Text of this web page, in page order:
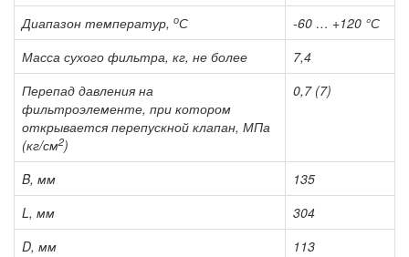
Диапазон температур, оС
-60 … +120 °С
Масса сухого фильтра, кг, не более
7,4
Перепад давления на
фильтроэлементе, при котором
открывается перепускной клапан, МПа
(кг/см2)
0,7 (7)
B, мм
135
L, мм
304
D, мм
113